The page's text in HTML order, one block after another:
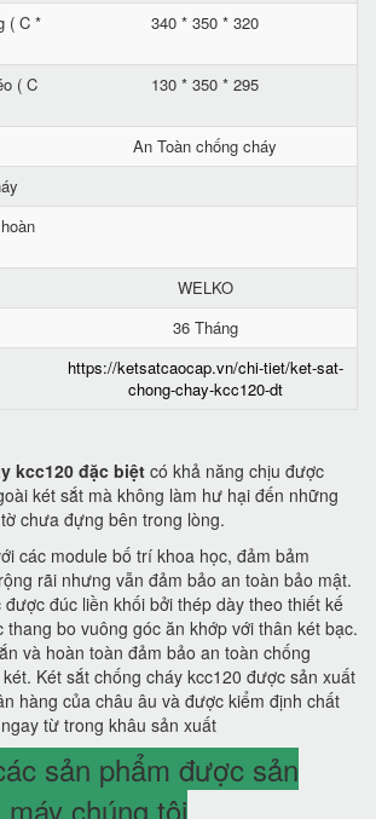
( C *
340 * 350 * 320
( C
130 * 350 * 295
An Toàn chống cháy
WELKO
36 Tháng
https://ketsatcaocap.vn/chi-tiet/ket-sat-
chong-chay-kcc120-dt
kcc120 đặc biệt có khả năng chịu được
két sắt mà không làm hư hại đến những
chưa đựng bên trong lòng.
các module bố trí khoa học, đảm bảm
rãi nhưng vẫn đảm bảo an toàn bảo mật.
đúc liền khối bởi thép dày theo thiết kế
bo vuông góc ăn khớp với thân két bạc.
và hoàn toàn đảm bảo an toàn chống
Két sắt chống cháy kcc120 được sản xuất
hàng của châu âu và được kiểm định chất
từ trong khâu sản xuất
sản phẩm được sản
chúng tôi